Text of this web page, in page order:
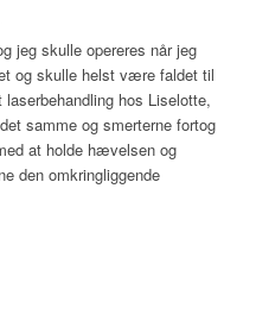
jeg skulle opereres når jeg
og skulle helst være faldet til
hos Liselotte,
samme og smerterne fortog
at holde hævelsen og
den omkringliggende